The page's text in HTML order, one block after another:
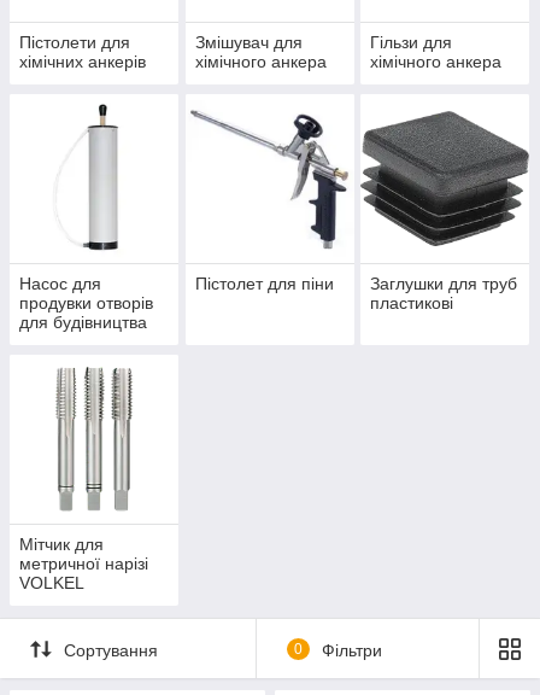
Пістолети для
хімічних анкерів
Змішувач для
хімічного анкера
Гільзи для
хімічного анкера
Насос для
продувки отворів
для будівництва
Пістолет для піни
Заглушки для труб
пластикові
Мітчик для
метричної нарізі
VOLKEL
Сортування 0 Фільтри